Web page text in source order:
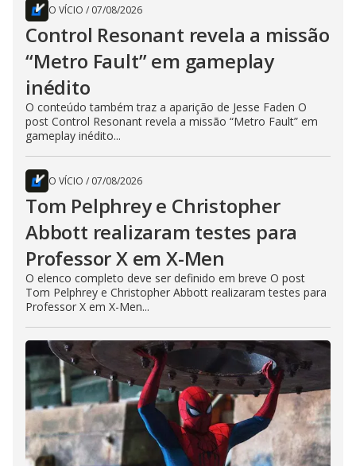
O VÍCIO / 07/08/2026
Control Resonant revela a missão
“Metro Fault” em gameplay
inédito
O conteúdo também traz a aparição de Jesse Faden O
post Control Resonant revela a missão “Metro Fault” em
gameplay inédito...
O VÍCIO / 07/08/2026
Tom Pelphrey e Christopher
Abbott realizaram testes para
Professor X em X-Men
O elenco completo deve ser definido em breve O post
Tom Pelphrey e Christopher Abbott realizaram testes para
Professor X em X-Men...